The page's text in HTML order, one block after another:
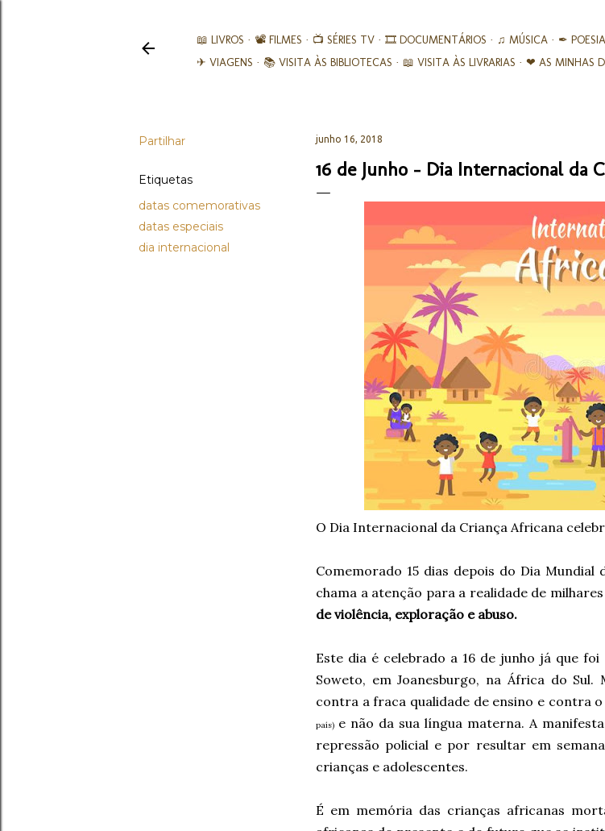
📖 LIVROS 📽️ FILMES 📺 SÉRIES TV 🎞︎ DOCUMENTÁRIOS ♫ MÚSICA
✒ POESIA
✈ VIAGENS
📚︎ VISITA ÀS BIBLIOTECAS 📖 VISITA ÀS LIVRARIAS ❤ AS MINHAS
Partilhar
Etiquetas
datas comemorativas
datas especiais
dia internacional
junho 16, 2018
16 de Junho - Dia Internacional da
O Dia Internacional da Criança Africana
Comemorado 15 dias depois do Dia
chama a atenção para a realidade de
de violência, exploração e abuso.
Este dia é celebrado a 16 de junho já que
Soweto, em Joanesburgo, na África do
contra a fraca qualidade de ensino e contra
país) e não da sua língua materna. A
repressão policial e por resultar em
crianças e adolescentes.
É em memória das crianças africanas